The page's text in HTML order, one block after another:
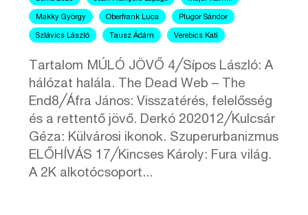
Makky György Oberfrank Luca Plugor Sándor
Szlávics László Tausz Ádám Verebics Kati
Tartalom MÚLÓ JÖVŐ 4╱Sípos László: A
hálózat halála. The Dead Web – The
End8╱Áfra János: Visszatérés, felelősség
és a rettentő jövő. Derkó 202012╱Kulcsár
Géza: Külvárosi ikonok. Szuperurbanizmus
ELŐHÍVÁS 17╱Kincses Károly: Fura világ.
A 2K alkotócsoport...